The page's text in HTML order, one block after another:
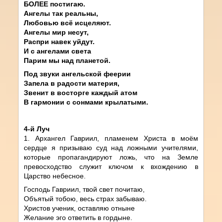
БОЛЕЕ постигаю.
Ангелы так реальны,
Любовью всё исцеляют.
Ангелы мир несут,
Распри навек уйдут.
И с ангелами света
Парим мы над планетой.
Под звуки ангельской феерии
Запела в радости материя,
Звенит в восторге каждый атом
В гармонии с сонмами крылатыми.
4-й Луч
1. Архангел Гавриил, пламенем Христа в моём
сердце я призываю суд над ложными учителями,
которые пропагандируют ложь, что на Земле
превосходство служит ключом к вхождению в
Царство небесное.
Господь Гавриил, твой свет почитаю,
Объятый тобою, весь страх забываю.
Христов ученик, оставляю отныне
Желание эго ответить в гордыне.